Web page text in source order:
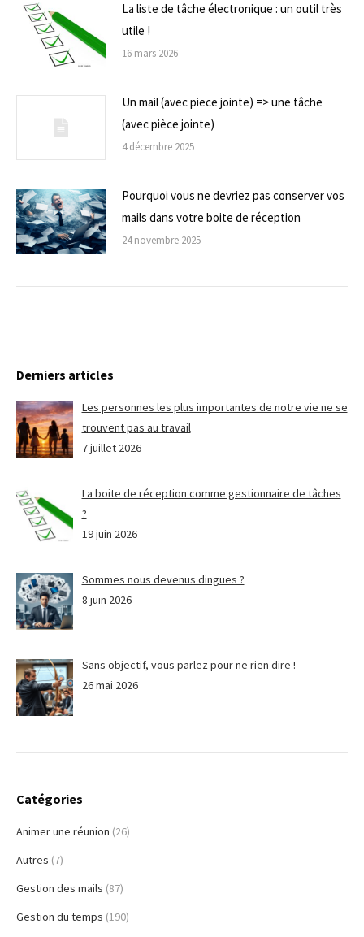
La liste de tâche électronique : un outil très
utile !
16 mars 2026
Un mail (avec piece jointe) => une tâche
(avec pièce jointe)
4 décembre 2025
Pourquoi vous ne devriez pas conserver vos
mails dans votre boite de réception
24 novembre 2025
Derniers articles
Les personnes les plus importantes de notre vie ne se
trouvent pas au travail
7 juillet 2026
La boite de réception comme gestionnaire de tâches
?
19 juin 2026
Sommes nous devenus dingues ?
8 juin 2026
Sans objectif, vous parlez pour ne rien dire !
26 mai 2026
Catégories
Animer une réunion (26)
Autres (7)
Gestion des mails (87)
Gestion du temps (190)